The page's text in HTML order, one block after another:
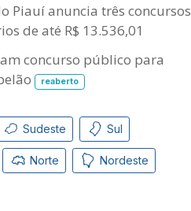
Piauí anuncia três concursos
de até R$ 13.536,01
concurso público para
reaberto
Sudeste Sul
Norte Nordeste